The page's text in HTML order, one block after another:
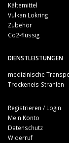
Kältemittel
Vulkan Lokring
Zubehör
Co2-flüssig
DIENSTLEISTUNGEN
medizinische
Trockeneis-Strahlen
Registrieren / Login
Mein Konto
Datenschutz
Widerruf